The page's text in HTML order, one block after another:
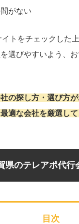
がない
トをチェックした
選びやすいよう、
の探し方・選び方
適な会社を厳選し
県のテレアポ代
目次